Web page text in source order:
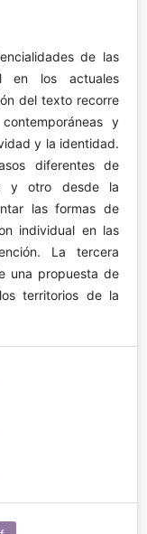
de las
en los actuales
del texto recorre
y
y la identidad.
diferentes de
y otro desde la
las formas de
individual en las
La tercera
una propuesta de
territorios de la